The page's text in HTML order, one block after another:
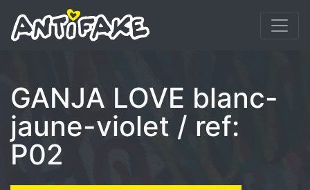
GANJA LOVE blanc-
jaune-violet / ref:
P02